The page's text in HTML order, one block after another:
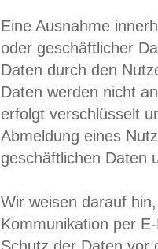
Eine Ausnahme
oder geschäftlicher
Daten durch den
Daten werden nicht
erfolgt verschlüsselt
Abmeldung eines
geschäftlichen Daten
Wir weisen darauf
Kommunikation per